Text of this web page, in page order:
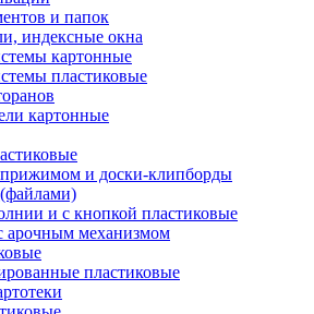
и папок
индексные окна
картонные
пластиковые
картонные
и доски-клипборды
и с кнопкой пластиковые
арочным механизмом
пластиковые